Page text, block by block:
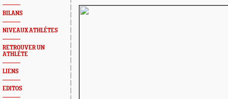
BILANS
NIVEAUX ATHLÉTES
RETROUVER UN
ATHLÉTE
LIENS
EDITOS